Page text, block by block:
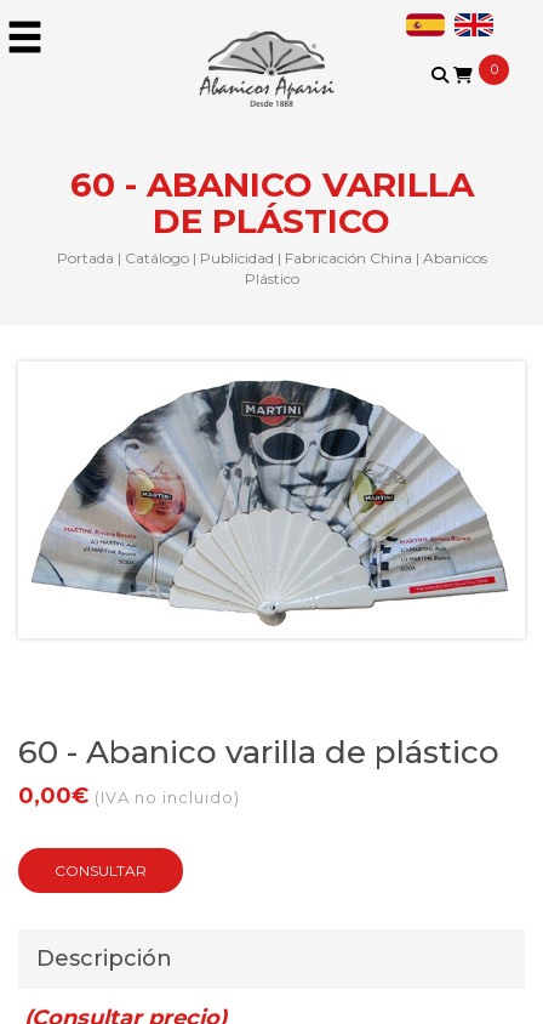
0
60 - ABANICO VARILLA
DE PLÁSTICO
Portada | Catálogo| Publicidad | Fabricación China | Abanicos
Plástico
60 - Abanico varilla de plástico
0,00€ (IVA no incluido)
CONSULTAR
Descripción
(Consultar precio)